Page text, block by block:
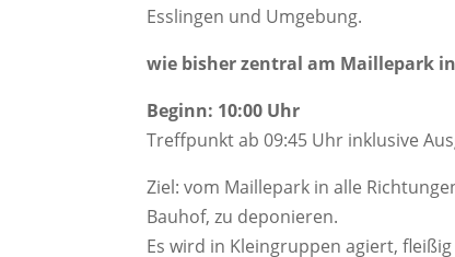
Esslingen und Umgebung.
wie bisher zentral am Maillepark
Beginn: 10:00 Uhr
Treffpunkt ab 09:45 Uhr inklusive
Ziel: vom Maillepark in alle
Bauhof, zu deponieren.
Es wird in Kleingruppen agiert,